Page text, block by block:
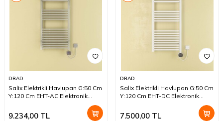
DRAD
Salix Elektrikli Havlupan G:50 Cm
Y:120 Cm EHT-AC Elektronik
9.234,00 TL
DRAD
Salix Elektrikli Havlupan G:50 Cm
Y:120 Cm EHT-DC Elektronik
7.500,00 TL